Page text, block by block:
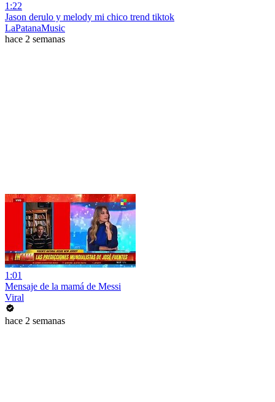
1:22
Jason derulo y melody mi chico trend tiktok
LaPatanaMusic
hace 2 semanas
1:01
Mensaje de la mamá de Messi
Viral
hace 2 semanas